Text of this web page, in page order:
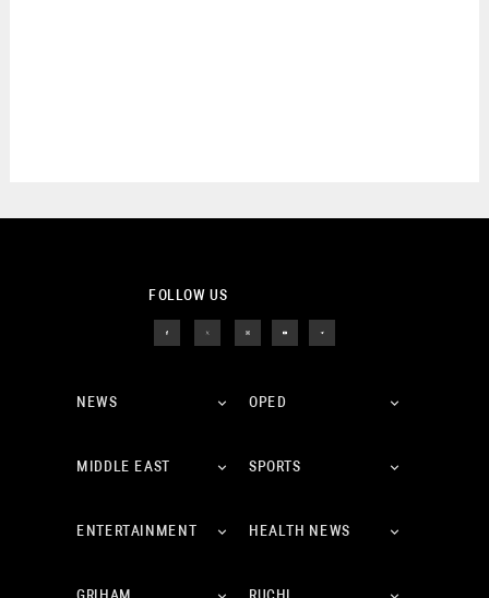
FOLLOW US
NEWS OPED
MIDDLE EAST SPORTS
ENTERTAINMENT HEALTH NEWS